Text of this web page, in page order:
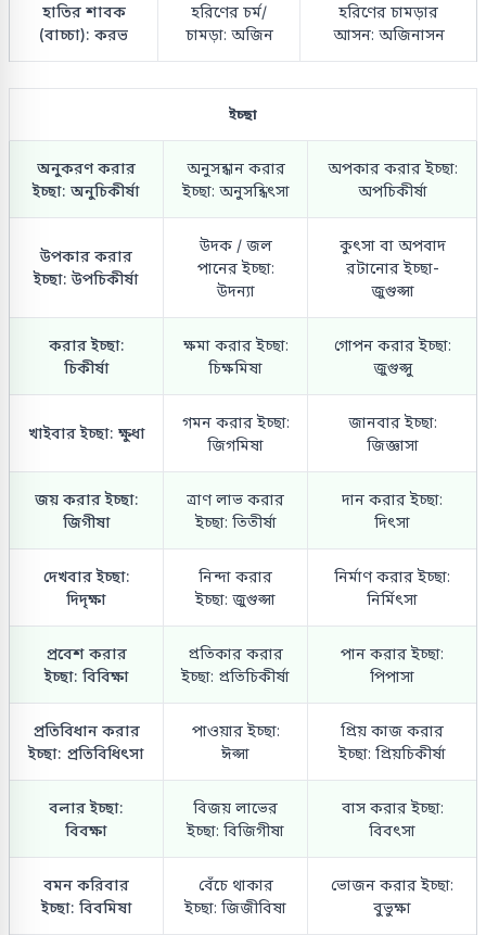
হাতির শাবক
(বাচ্চা): করভ
হরিণের চর্ম/
চামড়া: অজিন
হরিণের চামড়ার
আসন: অজিনাসন
ইচ্ছা
অনুকরণ করার
ইচ্ছা: অনুচিকীর্ষা
অনুসন্ধান করার
ইচ্ছা: অনুসন্ধিৎসা
অপকার করার ইচ্ছা:
অপচিকীর্ষা
উপকার করার
ইচ্ছা: উপচিকীর্ষা
উদক / জল
পানের ইচ্ছা:
উদন্যা
কুৎসা বা অপবাদ
রটানোর ইচ্ছা-
জুগুপ্সা
করার ইচ্ছা:
চিকীর্ষা
ক্ষমা করার ইচ্ছা:
চিক্ষমিষা
গোপন করার ইচ্ছা:
জুগুপ্সু
খাইবার ইচ্ছা: ক্ষুধা
গমন করার ইচ্ছা:
জিগমিষা
জানবার ইচ্ছা:
জিজ্ঞাসা
জয় করার ইচ্ছা:
জিগীষা
ত্রাণ লাভ করার
ইচ্ছা: তিতীর্ষা
দান করার ইচ্ছা:
দিৎসা
দেখবার ইচ্ছা:
দিদৃক্ষা
নিন্দা করার
ইচ্ছা: জুগুপ্সা
নির্মাণ করার ইচ্ছা:
নির্মিৎসা
প্রবেশ করার
ইচ্ছা: বিবিক্ষা
প্রতিকার করার
ইচ্ছা: প্রতিচিকীর্ষা
পান করার ইচ্ছা:
পিপাসা
প্রতিবিধান করার
ইচ্ছা: প্রতিবিধিৎসা
পাওয়ার ইচ্ছা:
ঈপ্সা
প্রিয় কাজ করার
ইচ্ছা: প্রিয়চিকীর্ষা
বলার ইচ্ছা:
বিবক্ষা
বিজয় লাভের
ইচ্ছা: বিজিগীষা
বাস করার ইচ্ছা:
বিবৎসা
বমন করিবার
ইচ্ছা: বিবমিষা
বেঁচে থাকার
ইচ্ছা: জিজীবিষা
ভোজন করার ইচ্ছা:
বুভুক্ষা